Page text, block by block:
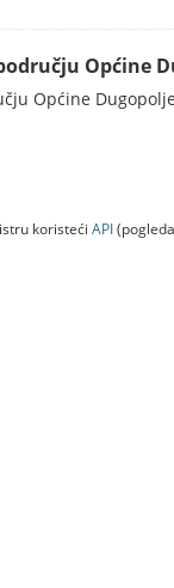
Općine
Općine Dugopolje
koristeći API